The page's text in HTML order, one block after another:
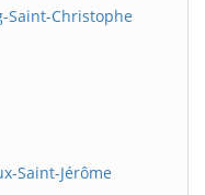
Saint-Christophe
Saint-Jérôme